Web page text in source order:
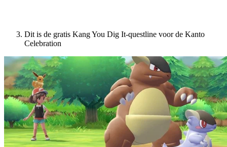
Dit is de gratis Kang You Dig It-questline voor de Kanto
Celebration